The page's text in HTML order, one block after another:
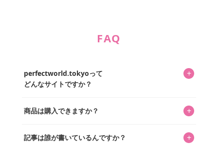
FAQ
perfectworld.tokyoって
どんなサイトですか？
+
ってもらうニュースサイトです。運営はキャラグッズコレ
を中心に行われており、私たちは実際に40,000種のキャラグ
商品は購入できますか？ +
「perfectworld.shop」で、ほとんど全てのアイテムを購
記事は誰が書いているんですか？ +